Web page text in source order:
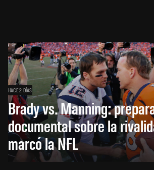
HACE 2 DÍAS
Brady vs. Manning:
documental sobre la
marcó la NFL